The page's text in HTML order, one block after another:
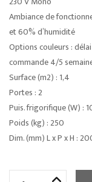
Ambiance de
et 60% d’humidité
Options couleurs :
commande 4/5
Surface (m2) : 1,4
Portes : 2
Puis. frigorifique (W) :
Poids (kg) : 250
Dim. (mm) L x P x H :